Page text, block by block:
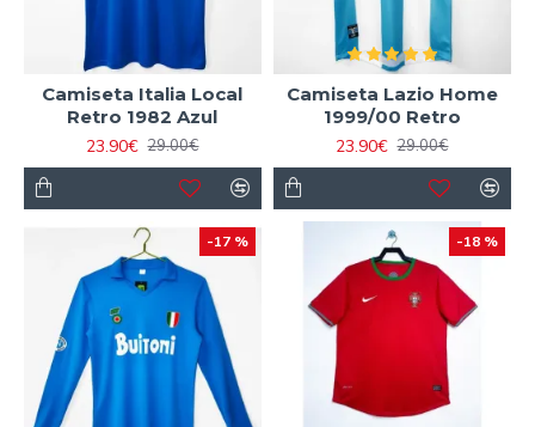
Camiseta Italia Local
Retro 1982 Azul
23.90€ 29.00€
Camiseta Lazio Home
1999/00 Retro
23.90€ 29.00€
-17 % -18 %